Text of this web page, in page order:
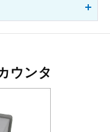
ウンタ